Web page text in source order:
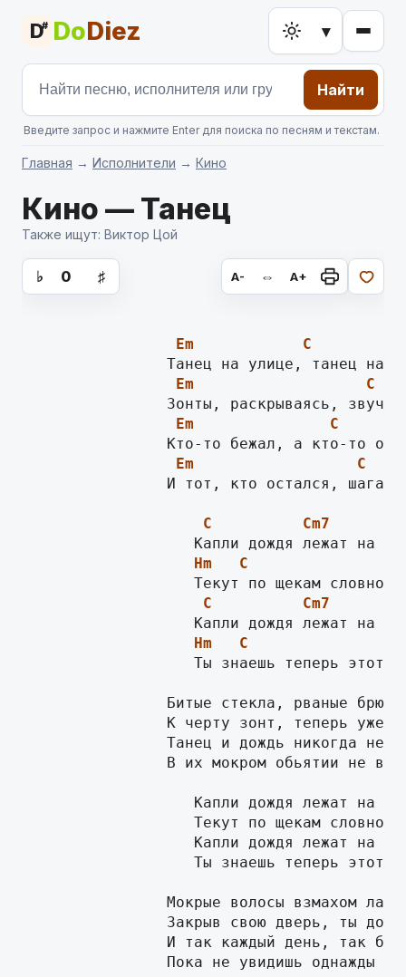
D# DoDiez ▾
Найти
Введите запрос и нажмите Enter для поиска по песням и текстам.
Главная → Исполнители → Кино
Кино — Танец
аккорды для гитары, текст песни
Также ищут: Виктор Цой
♭ 0 ♯ A- ⇔ A+
Em C
Em C
Em C
Em
C
И тот, кто остался,
C Cm7
Hm C
C Cm7
Hm C
Ты знаешь теперь этот
Битые стекла, рваные
К черту зонт, теперь уже
Танец и дождь никогда не
В их мокром обьятии не
Капли дождя лежат на
Текут по щекам словно
Капли дождя лежат на
Ты знаешь теперь этот
Мокрые волосы взмахом
Закрыв свою дверь, ты
И так каждый день, так
Пока не увидишь однажды